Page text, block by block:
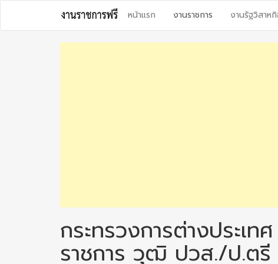
content
หน้าแรก งานราชการ งานรัฐวิสาห
กระทรวงการต่างประเ
ราชการ วุฒิ ปวส./ป.ต